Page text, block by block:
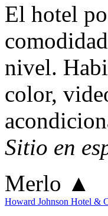
El hotel
nivel.
color,
Sitio en
Merlo ▲
Howard Johnson Hotel &